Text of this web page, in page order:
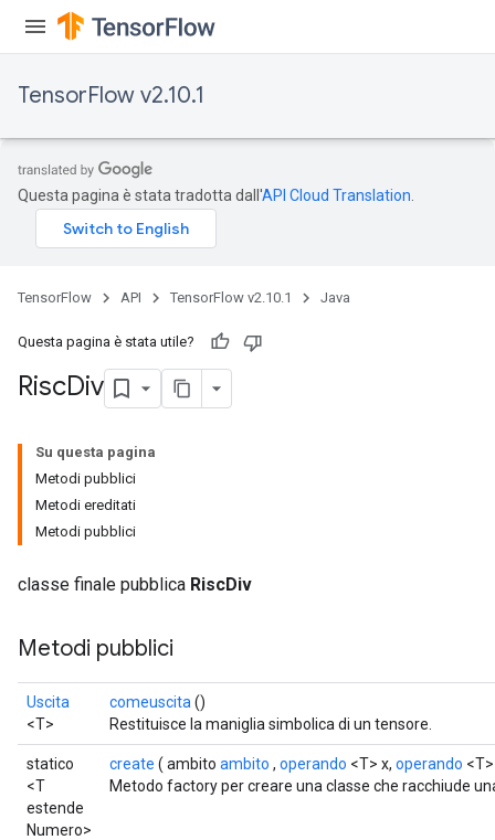
TensorFlow v2.10.1
Questa pagina è stata tradotta dall'API Cloud Translation
TensorFlow API TensorFlow v2.10.1 Java
Questa pagina è stata utile?
RiscDiv
Su questa pagina
Metodi pubblici
Metodi ereditati
Metodi pubblici
classe finale pubblica RiscDiv
Metodi pubblici
Uscita
<T>
comeuscita ()
Restituisce la maniglia simbolica di un tensore.
statico
<T
estende
Numero>
create ( ambito ambito , operando <T> x, operando
Metodo factory per creare una classe che racchiude